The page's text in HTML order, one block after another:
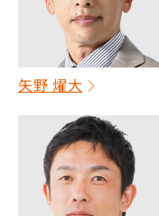
矢野 燿大